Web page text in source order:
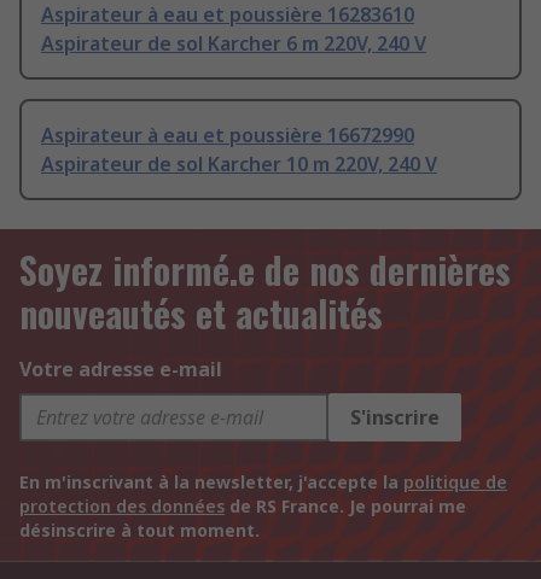
Aspirateur à eau et poussière 16283610
Aspirateur de sol Karcher 6 m 220V, 240 V
Aspirateur à eau et poussière 16672990
Aspirateur de sol Karcher 10 m 220V, 240 V
Soyez informé.e de nos dernières
nouveautés et actualités
Votre adresse e-mail
S'inscrire
En m'inscrivant à la newsletter, j'accepte la politique de
protection des données de RS France. Je pourrai me
désinscrire à tout moment.